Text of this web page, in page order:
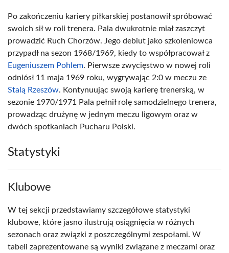
Po zakończeniu kariery piłkarskiej postanowił spróbować
swoich sił w roli trenera. Pala dwukrotnie miał zaszczyt
prowadzić Ruch Chorzów. Jego debiut jako szkoleniowca
przypadł na sezon 1968/1969, kiedy to współpracował z
Eugeniuszem Pohlem. Pierwsze zwycięstwo w nowej roli
odniósł 11 maja 1969 roku, wygrywając 2:0 w meczu ze
Stalą Rzeszów. Kontynuując swoją karierę trenerską, w
sezonie 1970/1971 Pala pełnił rolę samodzielnego trenera,
prowadząc drużynę w jednym meczu ligowym oraz w
dwóch spotkaniach Pucharu Polski.
Statystyki
Klubowe
W tej sekcji przedstawiamy szczegółowe statystyki
klubowe, które jasno ilustrują osiągnięcia w różnych
sezonach oraz związki z poszczególnymi zespołami. W
tabeli zaprezentowane są wyniki związane z meczami oraz